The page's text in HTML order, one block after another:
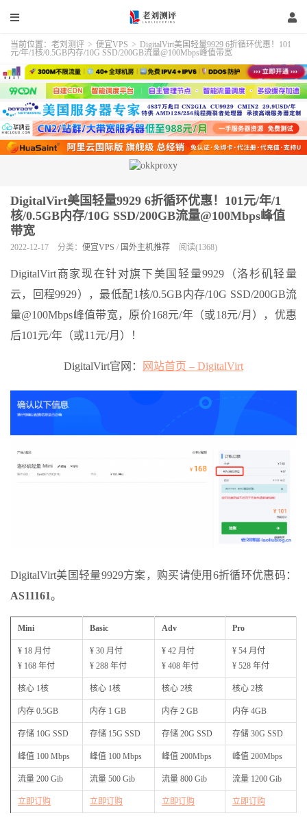
当前位置： 老刘测评 > 便宜VPS > DigitalVirt美国轻量9929 6折循环优惠！101
元/年/1核/0.5GB内存/10G SSD/200GB流量@100Mbps峰值带宽
DigitalVirt美国轻量9929 6折循环优惠！101元/年/1
核/0.5GB内存/10G SSD/200GB流量@100Mbps峰值
带宽
2022-12-17 分类： 便宜VPS / 国外主机推荐 阅读(1368)
DigitalVirt商家现在针对旗下美国轻量9929（洛杉矶轻量
云，回程9929），最低配1核/0.5GB内存/10G SSD/200GB流
量@100Mbps峰值带宽，原价168元/年（或18元/月），优惠
后101元/年（或11元/月）！
DigitalVirt官网： 网站首页 – DigitalVirt
DigitalVirt美国轻量9929方案，购买请使用6折循环优惠码：
AS11161。
Mini Basic Adv Pro
¥ 18 月付
¥ 168 年付
¥ 30 月付
¥ 288 年付
¥ 42 月付
¥ 408 年付
¥ 54 月付
¥ 528 年付
核心 1核 核心 1核 核心 2核 核心 2核
内存 0.5GB 内存 1 GB 内存 2 GB 内存 4GB
存储 10G SSD 存储 15G SSD 存储 20G SSD 存储 30G SSD
峰值 100 Mbps 峰值 100 Mbps 峰值 200Mbps 峰值 200Mbps
流量 200 Gib 流量 500 Gib 流量 800 Gib 流量 1200 Gib
立即订购 立即订购 立即订购 立即订购